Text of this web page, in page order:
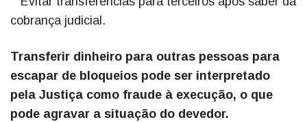
cobrança judicial.
Transferir dinheiro para outras pessoas para
escapar de bloqueios pode ser interpretado
pela Justiça como fraude à execução, o que
pode agravar a situação do devedor.